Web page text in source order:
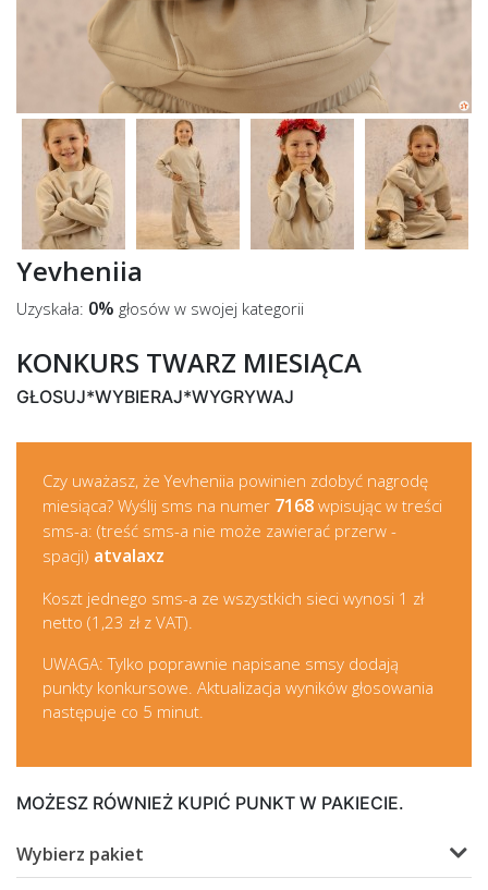
Yevheniia
Uzyskała: 0% głosów w swojej kategorii
KONKURS TWARZ MIESIĄCA
GŁOSUJ*WYBIERAJ*WYGRYWAJ
Czy uważasz, że Yevheniia powinien zdobyć nagrodę
miesiąca? Wyślij sms na numer 7168 wpisując w treści
sms-a: (treść sms-a nie może zawierać przerw -
spacji) atvalaxz
Koszt jednego sms-a ze wszystkich sieci wynosi 1 zł
netto (1,23 zł z VAT).
UWAGA: Tylko poprawnie napisane smsy dodają
punkty konkursowe. Aktualizacja wyników głosowania
następuje co 5 minut.
MOŻESZ RÓWNIEŻ KUPIĆ PUNKT W PAKIECIE.
Wybierz pakiet